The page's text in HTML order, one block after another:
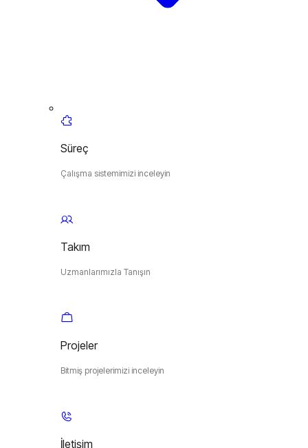
Süreç
Çalışma sistemimizi inceleyin
Takım
Uzmanlarımızla Tanışın
Projeler
Bitmiş projelerimizi inceleyin
İletişim